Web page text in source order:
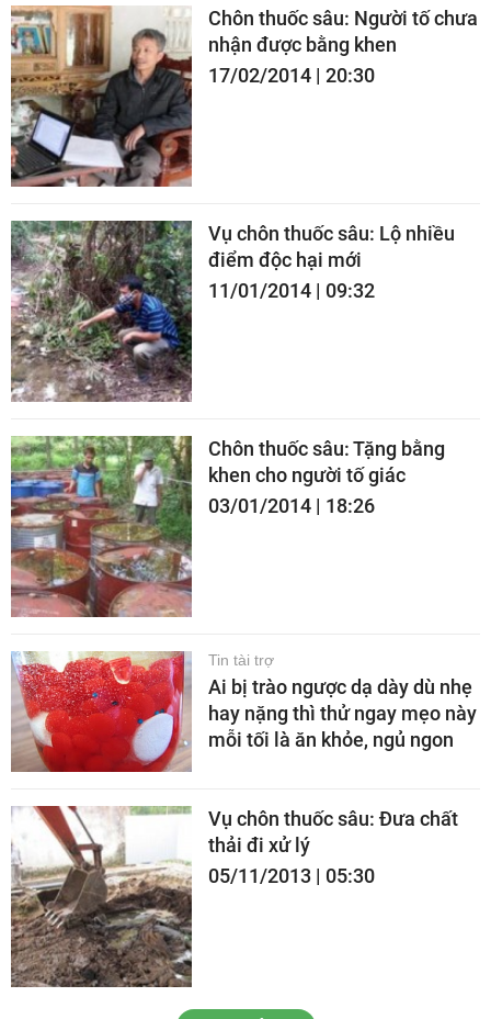
Chôn thuốc sâu: Người tố chưa
nhận được bằng khen
17/02/2014 | 20:30
Vụ chôn thuốc sâu: Lộ nhiều
điểm độc hại mới
11/01/2014 | 09:32
Chôn thuốc sâu: Tặng bằng
khen cho người tố giác
03/01/2014 | 18:26
Tin tài trợ
Ai bị trào ngược dạ dày dù nhẹ
hay nặng thì thử ngay mẹo này
mỗi tối là ăn khỏe, ngủ ngon
Vụ chôn thuốc sâu: Đưa chất
thải đi xử lý
05/11/2013 | 05:30